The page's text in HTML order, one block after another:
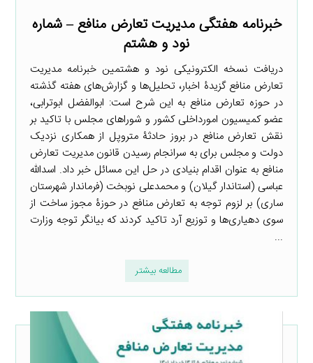
خبرنامه هفتگی مدیریت تعارض منافع – شماره
نود و هشتم
دریافت نسخه الکترونیکی نود و هشتمین خبرنامه مدیریت
تعارض منافع گزیدۀ اخبار، تحلیل‌ها و گزارش‌های هفته گذشته
در حوزه تعارض منافع به این شرح است: ابوالفضل ابوترابی،
عضو کمیسیون امورداخلی کشور و شوراهای مجلس با تاکید بر
نقش تعارض منافع در بروز حادثۀ متروپل از همکاری نزدیک
دولت و مجلس برای به سرانجام رسیدن قانون مدیریت تعارض
منافع به عنوان اقدام بنیادی در حل این مسائل خبر داد. اسدالله
عباسی (استاندار گیلان) و محمدعلی نوبخت (فرماندار شهرستان
ساری) بر لزوم توجه به تعارض منافع در حوزۀ مجوز ساخت از
سوی دهیاری‌ها و توزیع آرد تاکید کردند که بیانگر توجه وزارت
...
مطالعه بیشتر